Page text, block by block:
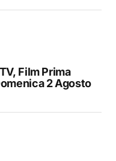
Film Prima
2 Agosto